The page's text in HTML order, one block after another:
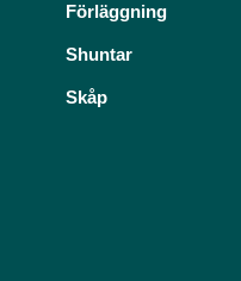
Förläggning
Shuntar
Skåp